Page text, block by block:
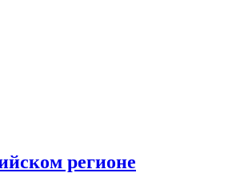
регионе